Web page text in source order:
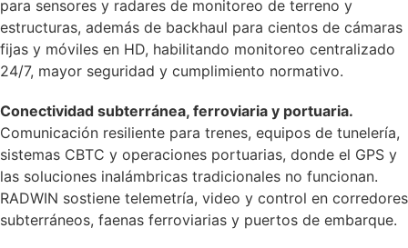
para sensores y radares de monitoreo de terreno y
estructuras, además de backhaul para cientos de cámaras
fijas y móviles en HD, habilitando monitoreo centralizado
24/7, mayor seguridad y cumplimiento normativo.
Conectividad subterránea, ferroviaria y portuaria.
Comunicación resiliente para trenes, equipos de tunelería,
sistemas CBTC y operaciones portuarias, donde el GPS y
las soluciones inalámbricas tradicionales no funcionan.
RADWIN sostiene telemetría, video y control en corredores
subterráneos, faenas ferroviarias y puertos de embarque.